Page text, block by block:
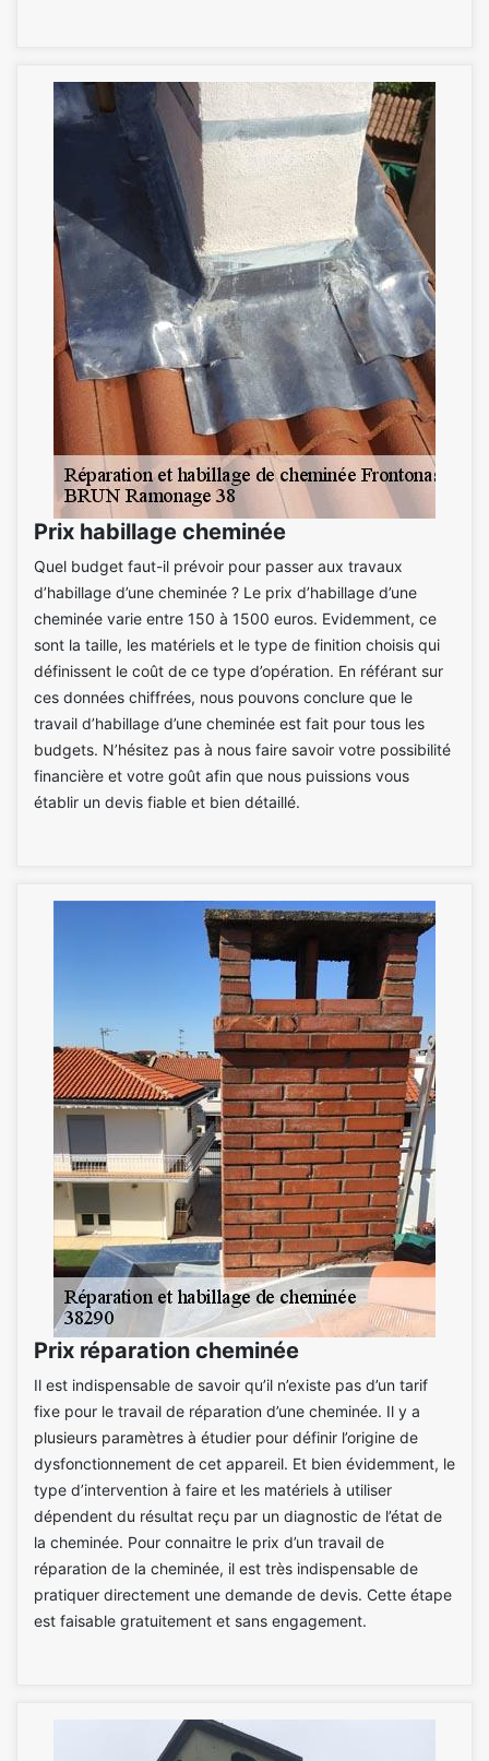
Prix habillage cheminée
Quel budget faut-il prévoir pour passer aux travaux
d’habillage d’une cheminée ? Le prix d’habillage d’une
cheminée varie entre 150 à 1500 euros. Evidemment, ce
sont la taille, les matériels et le type de finition choisis qui
définissent le coût de ce type d’opération. En référant sur
ces données chiffrées, nous pouvons conclure que le
travail d’habillage d’une cheminée est fait pour tous les
budgets. N’hésitez pas à nous faire savoir votre possibilité
financière et votre goût afin que nous puissions vous
établir un devis fiable et bien détaillé.
Prix réparation cheminée
Il est indispensable de savoir qu’il n’existe pas d’un tarif
fixe pour le travail de réparation d’une cheminée. Il y a
plusieurs paramètres à étudier pour définir l’origine de
dysfonctionnement de cet appareil. Et bien évidemment, le
type d’intervention à faire et les matériels à utiliser
dépendent du résultat reçu par un diagnostic de l’état de
la cheminée. Pour connaitre le prix d’un travail de
réparation de la cheminée, il est très indispensable de
pratiquer directement une demande de devis. Cette étape
est faisable gratuitement et sans engagement.